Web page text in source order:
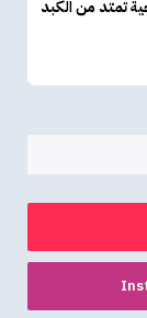
تمتد من الكبد